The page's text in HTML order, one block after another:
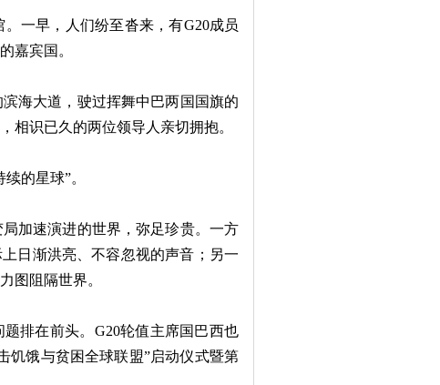
一早，人们纷至沓来，有G20成员
嘉宾国。
海大道，驶过挥舞中巴两国国旗的
相识已久的两位领导人亲切拥抱。
的星球”。
加速演进的世界，弥足珍贵。一方
日渐洪亮、不容忽视的声音；另一
图阻隔世界。
排在前头。G20轮值主席国巴西也
饥饿与贫困全球联盟”启动仪式暨第